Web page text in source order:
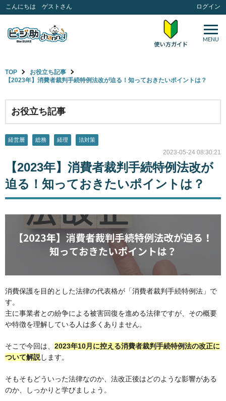
こんにちは ゲストさん ログイン
MENU
TOP
お役立ち記事
【2023年】消費者裁判手続特例法改が迫る！知っておきたいポイントは？
お役立ち記事
経営層 総務 経理 法対策
2023-05-24 08:30:21
【2023年】消費者裁判手続特例法改が
迫る！知っておきたいポイントは？
消費保護を目的とした法律の代表格が「消費者裁判手続特例法」で
す。
主に事業者との紛争による被害回復を進める法律ですが、その概要
や特徴を理解している人は多くありません。
そこで今回は、 2023年10月に控える消費者裁判手続特例法の改正に
ついて解説します。
そもそもどういった法律なのか、法改正後はどのような影響がある
のか、しっかりと学びましょう。